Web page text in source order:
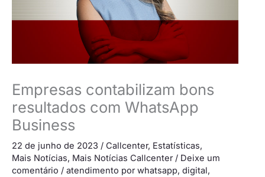
Empresas contabilizam bons
resultados com WhatsApp
Business
22 de junho de 2023 / Callcenter, Estatísticas,
Mais Notícias, Mais Notícias Callcenter/ Deixe um
comentário / atendimento por whatsapp, digital,